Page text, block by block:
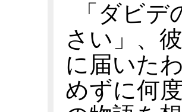
「ダビ
さい」、
に届いた
めずに何